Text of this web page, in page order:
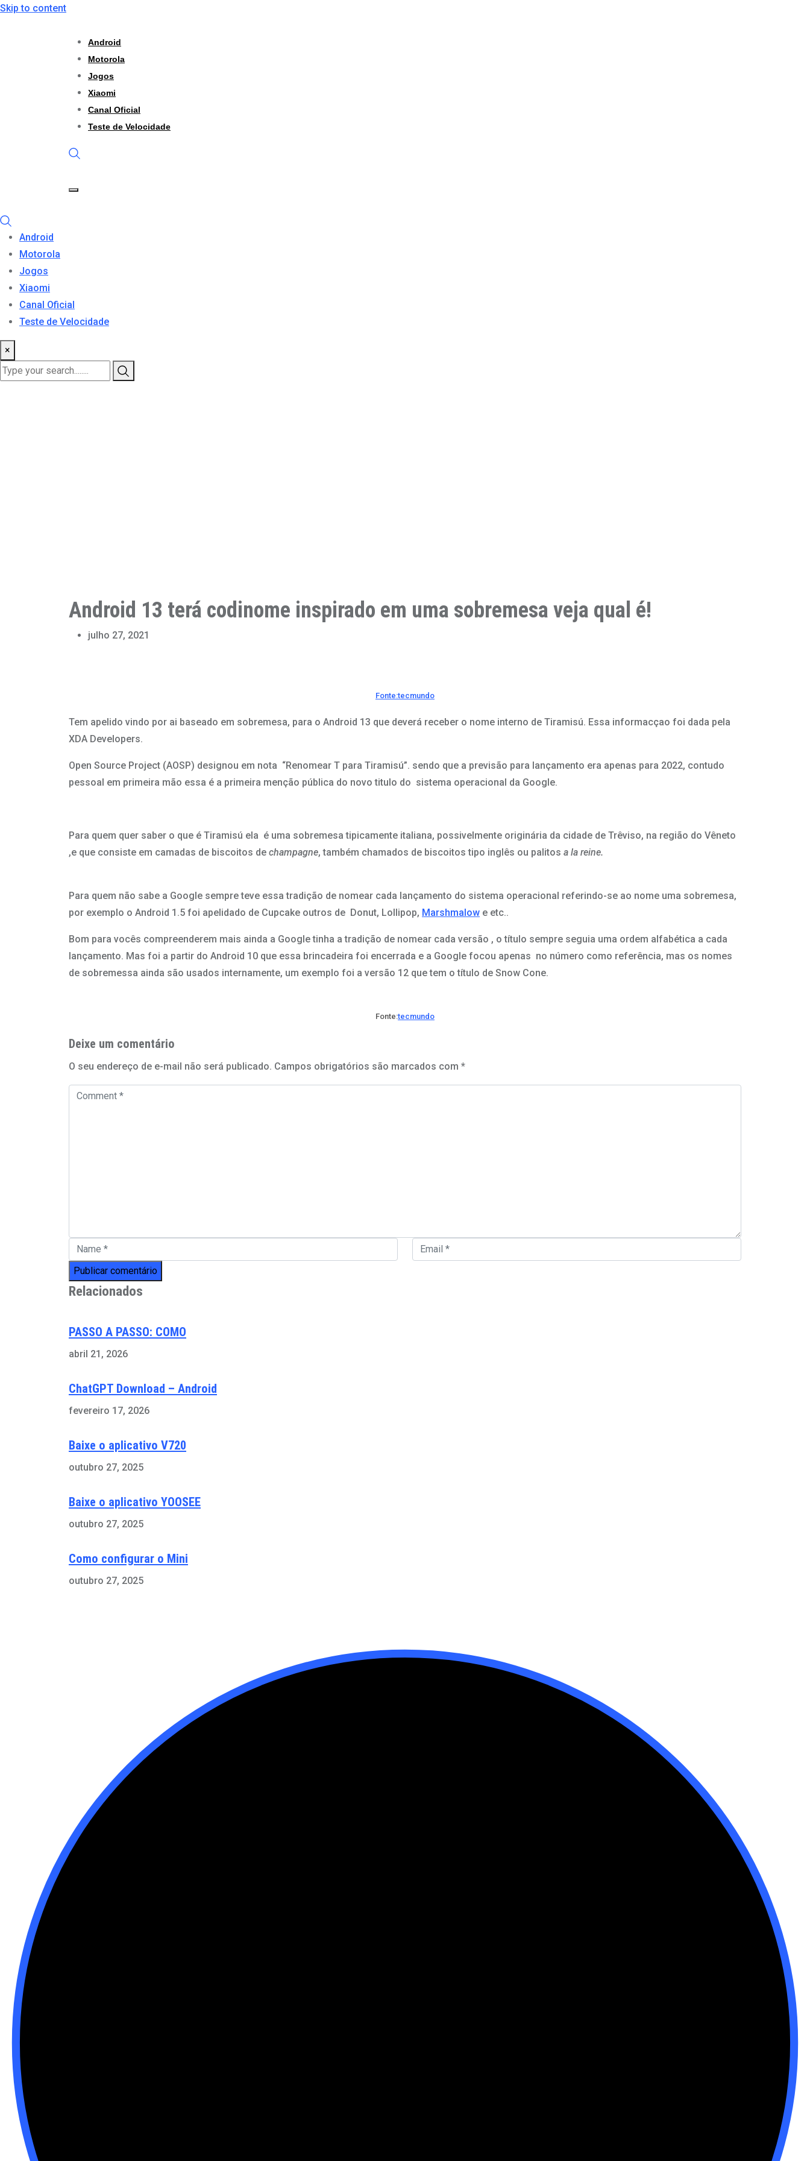
Skip to content
Android
Motorola
Jogos
Xiaomi
Canal Oficial
Teste de Velocidade
Android
Motorola
Jogos
Xiaomi
Canal Oficial
Teste de Velocidade
×
Android 13 terá codinome inspirado em uma sobremesa veja qual é!
julho 27, 2021
Fonte:tecmundo
Tem apelido vindo por ai baseado em sobremesa, para o Android 13 que deverá receber o nome interno de Tiramisú. Essa informacçao foi dada pela
XDA Developers.
Open Source Project (AOSP) designou em nota “Renomear T para Tiramisú”. sendo que a previsão para lançamento era apenas para 2022, contudo
pessoal em primeira mão essa é a primeira menção pública do novo titulo do sistema operacional da Google.
Para quem quer saber o que é Tiramisú ela é uma sobremesa tipicamente italiana, possivelmente originária da cidade de Trêviso, na região do Vêneto
,e que consiste em camadas de biscoitos de champagne, também chamados de biscoitos tipo inglês ou palitos a la reine.
Para quem não sabe a Google sempre teve essa tradição de nomear cada lançamento do sistema operacional referindo-se ao nome uma sobremesa,
por exemplo o Android 1.5 foi apelidado de Cupcake outros de Donut, Lollipop, Marshmalow e etc..
Bom para vocês compreenderem mais ainda a Google tinha a tradição de nomear cada versão , o título sempre seguia uma ordem alfabética a cada
lançamento. Mas foi a partir do Android 10 que essa brincadeira foi encerrada e a Google focou apenas no número como referência, mas os nomes
de sobremessa ainda são usados internamente, um exemplo foi a versão 12 que tem o título de Snow Cone.
Fonte:tecmundo
Deixe um comentário
O seu endereço de e-mail não será publicado. Campos obrigatórios são marcados com *
Relacionados
PASSO A PASSO: COMO
abril 21, 2026
ChatGPT Download – Android
fevereiro 17, 2026
Baixe o aplicativo V720
outubro 27, 2025
Baixe o aplicativo YOOSEE
outubro 27, 2025
Como configurar o Mini
outubro 27, 2025